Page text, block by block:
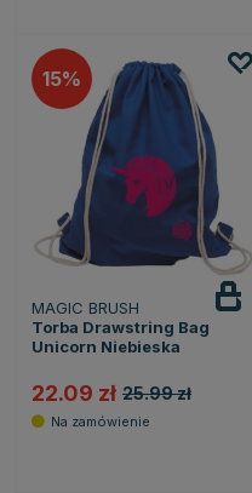
15
MAGIC BRUSH
Torba Drawstring Bag
Unicorn Niebieska
22.09 zł 25.99 zł